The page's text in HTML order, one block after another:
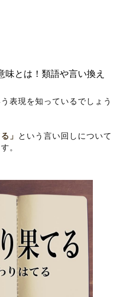
味とは！類語や言い換え
表現を知っているでしょう
」
という言い回しについて
。